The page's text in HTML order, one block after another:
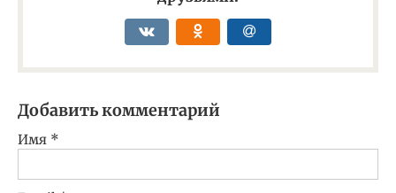
Добавить комментарий
Имя *